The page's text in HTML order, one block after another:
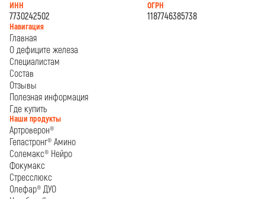
ИНН
7730242502
ОГРН
1187746385738
Навигация
Главная
О дефиците железа
Специалистам
Состав
Отзывы
Полезная информация
Где купить
Наши продукты
Артроверон®
Гепастронг® Амино
Солемакс® Нейро
Фокумакс
Стресслюкс
Олефар® ДУО